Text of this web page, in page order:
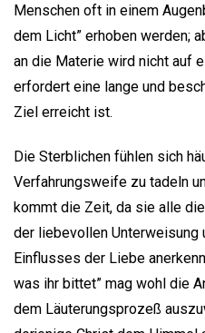
Menschen oft in einem
dem Licht” erhoben werden;
an die Materie wird nicht auf
erfordert eine lange und
Ziel erreicht ist.
Die Sterblichen fühlen sich
Verfahrungsweife zu tadeln
kommt die Zeit, da sie alle
der liebevollen Unterweisung
Einflusses der Liebe
was ihr bittet” mag wohl die
dem Läuterungsprozeß